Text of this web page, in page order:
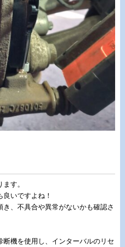
す。
いですよね！
、不具合や異常がないかも確認さ
機を使用し、インターバルのリセ